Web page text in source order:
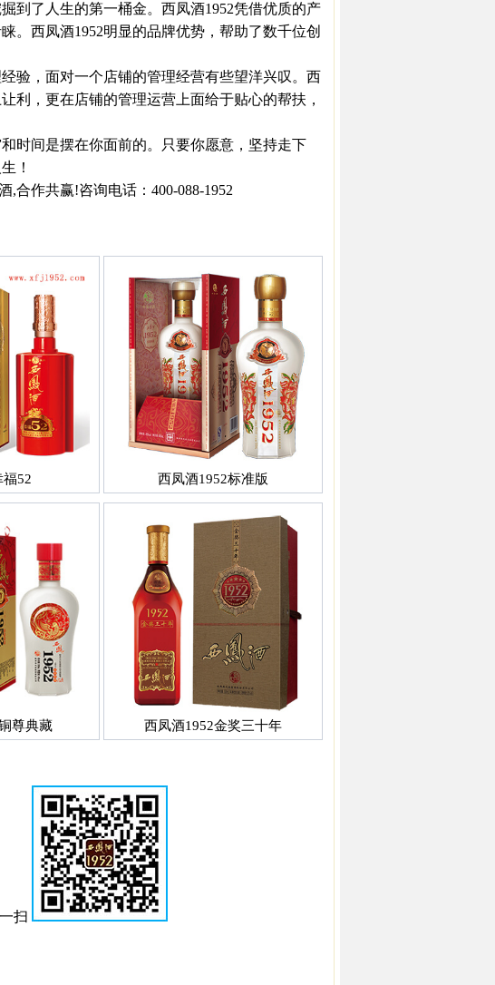
了人生的第一桶金。西凤酒1952凭借优质的产
。西凤酒1952明显的品牌优势，帮助了数千位创
，面对一个店铺的管理经营有些望洋兴叹。西
利，更在店铺的管理运营上面给于贴心的帮扶，
间是摆在你面前的。只要你愿意，坚持走下
！
作共赢!咨询电话：400-088-1952
52 西凤酒1952标准版
尊典藏 西凤酒1952金奖三十年
扫